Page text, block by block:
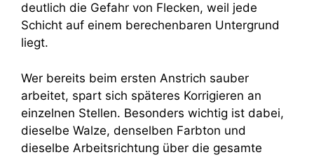
deutlich die Gefahr von Flecken, weil jede
Schicht auf einem berechenbaren Untergrund
liegt.
Wer bereits beim ersten Anstrich sauber
arbeitet, spart sich späteres Korrigieren an
einzelnen Stellen. Besonders wichtig ist dabei,
dieselbe Walze, denselben Farbton und
dieselbe Arbeitsrichtung über die gesamte